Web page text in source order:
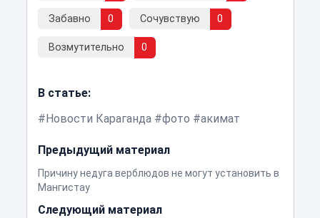
Забавно 0 Сочувствую 0
Возмутительно 0
В статье:
Новости Караганда
фото акимат
Предыдущий материал
Причину недуга верблюдов не могут установить в
Мангистау
Следующий материал